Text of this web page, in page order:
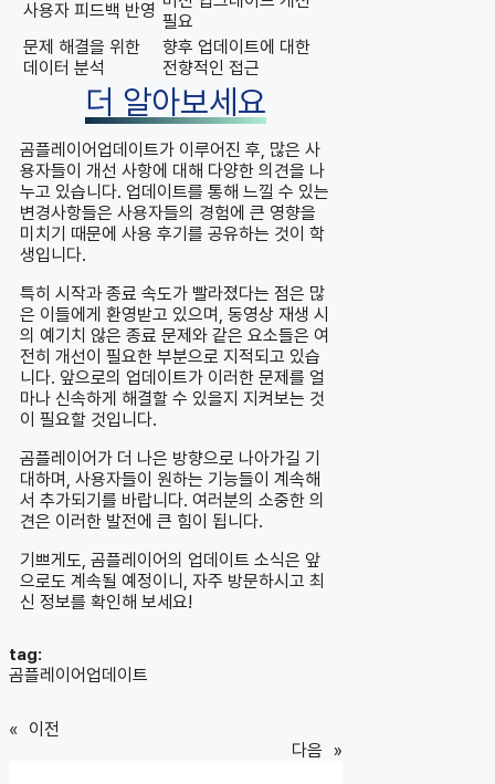
사용자 피드백 반영
필요
문제 해결을 위한
데이터 분석
향후 업데이트에 대한
전향적인 접근
더 알아보세요
곰플레이어업데이트가 이루어진 후, 많은 사
용자들이 개선 사항에 대해 다양한 의견을 나
누고 있습니다. 업데이트를 통해 느낄 수 있는
변경사항들은 사용자들의 경험에 큰 영향을
미치기 때문에 사용 후기를 공유하는 것이 학
생입니다.
특히 시작과 종료 속도가 빨라졌다는 점은 많
은 이들에게 환영받고 있으며, 동영상 재생 시
의 예기치 않은 종료 문제와 같은 요소들은 여
전히 개선이 필요한 부분으로 지적되고 있습
니다. 앞으로의 업데이트가 이러한 문제를 얼
마나 신속하게 해결할 수 있을지 지켜보는 것
이 필요할 것입니다.
곰플레이어가 더 나은 방향으로 나아가길 기
대하며, 사용자들이 원하는 기능들이 계속해
서 추가되기를 바랍니다. 여러분의 소중한 의
견은 이러한 발전에 큰 힘이 됩니다.
기쁘게도, 곰플레이어의 업데이트 소식은 앞
으로도 계속될 예정이니, 자주 방문하시고 최
신 정보를 확인해 보세요!
tag:
곰플레이어업데이트
« 이전
다음 »